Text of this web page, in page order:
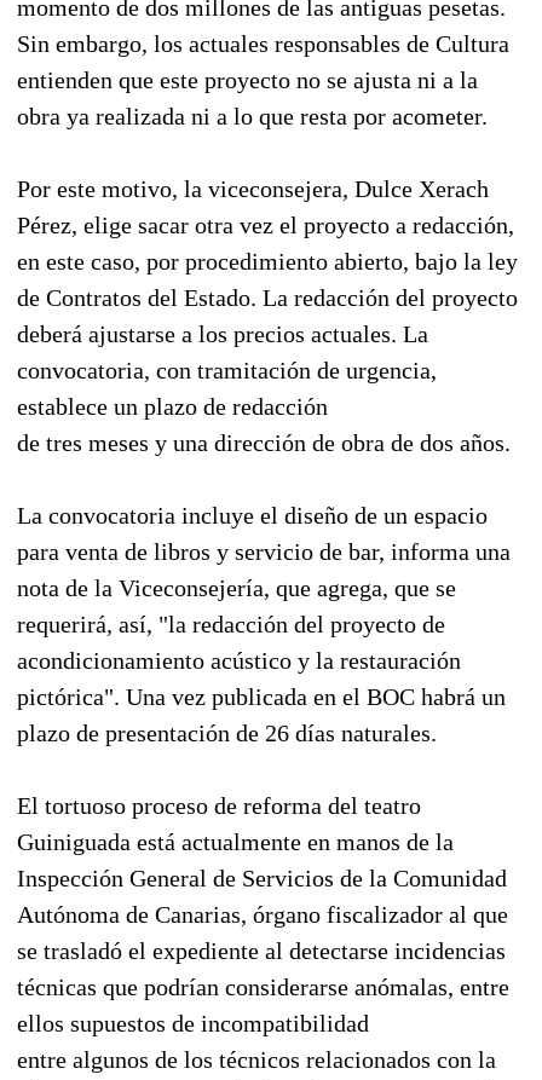
momento de dos millones de las antiguas pesetas.
Sin embargo, los actuales responsables de Cultura
entienden que este proyecto no se ajusta ni a la
obra ya realizada ni a lo que resta por acometer.
Por este motivo, la viceconsejera, Dulce Xerach
Pérez, elige sacar otra vez el proyecto a redacción,
en este caso, por procedimiento abierto, bajo la ley
de Contratos del Estado. La redacción del proyecto
deberá ajustarse a los precios actuales. La
convocatoria, con tramitación de urgencia,
establece un plazo de redacción
de tres meses y una dirección de obra de dos años.
La convocatoria incluye el diseño de un espacio
para venta de libros y servicio de bar, informa una
nota de la Viceconsejería, que agrega, que se
requerirá, así, "la redacción del proyecto de
acondicionamiento acústico y la restauración
pictórica". Una vez publicada en el BOC habrá un
plazo de presentación de 26 días naturales.
El tortuoso proceso de reforma del teatro
Guiniguada está actualmente en manos de la
Inspección General de Servicios de la Comunidad
Autónoma de Canarias, órgano fiscalizador al que
se trasladó el expediente al detectarse incidencias
técnicas que podrían considerarse anómalas, entre
ellos supuestos de incompatibilidad
entre algunos de los técnicos relacionados con la